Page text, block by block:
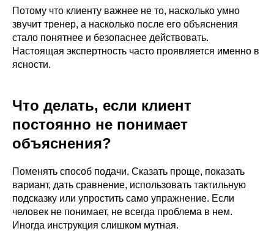
Потому что клиенту важнее не то, насколько умно
звучит тренер, а насколько после его объяснения
стало понятнее и безопаснее действовать.
Настоящая экспертность часто проявляется именно в
ясности.
Что делать, если клиент
постоянно не понимает
объяснения?
Поменять способ подачи. Сказать проще, показать
вариант, дать сравнение, использовать тактильную
подсказку или упростить само упражнение. Если
человек не понимает, не всегда проблема в нем.
Иногда инструкция слишком мутная.
Нестабильные поверхности
Александр Мироненко.
Подробнее о программе →
Смотреть другие мини-курсы